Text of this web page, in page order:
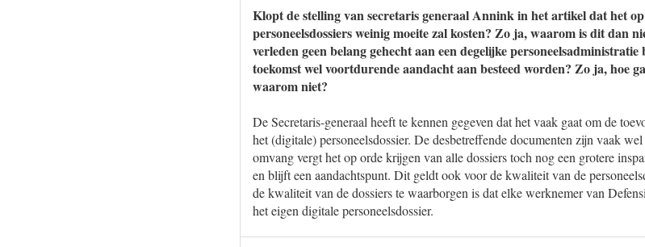
Klopt de stelling van secretaris generaal Annink in het artikel dat het
personeelsdossiers weinig moeite zal kosten? Zo ja, waarom is dit dan
verleden geen belang gehecht aan een degelijke
toekomst wel voortdurende aandacht aan besteed worden? Zo ja, hoe
waarom niet?
De Secretaris-generaal heeft te kennen gegeven dat het vaak gaat om de
het (digitale) personeelsdossier. De desbetreffende documenten zijn vaak
omvang vergt het op orde krijgen van alle dossiers toch nog een grotere
en blijft een aandachtspunt. Dit geldt ook voor de kwaliteit van de
de kwaliteit van de dossiers te waarborgen is dat elke werknemer van
het eigen digitale personeelsdossier.